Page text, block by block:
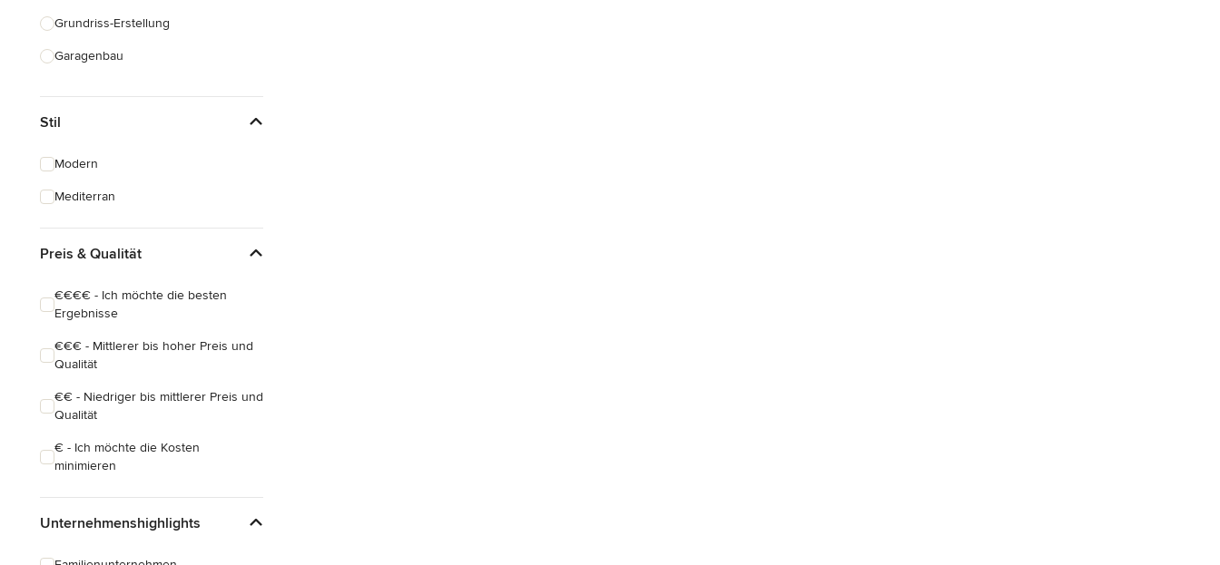
Grundriss-Erstellung
Garagenbau
Baudenkmalpflege
Alle anzeigen
Stil
Modern
Mediterran
Preis & Qualität
€€€€ - Ich möchte die besten
Ergebnisse
€€€ - Mittlerer bis hoher Preis und
Qualität
€€ - Niedriger bis mittlerer Preis und
Qualität
€ - Ich möchte die Kosten
minimieren
Unternehmenshighlights